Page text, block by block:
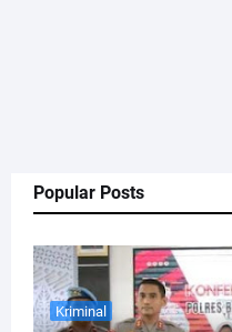
Popular Posts
Kriminal